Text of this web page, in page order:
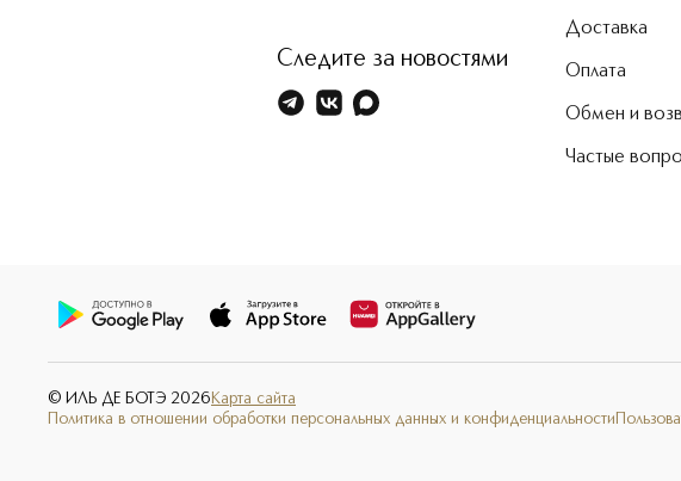
Следите за новостями
Доставка
Оплата
Обмен и
Частые
© ИЛЬ ДЕ БОТЭ 2026 Карта сайта
Политика в отношении обработки персональных данных и конфиденциальности